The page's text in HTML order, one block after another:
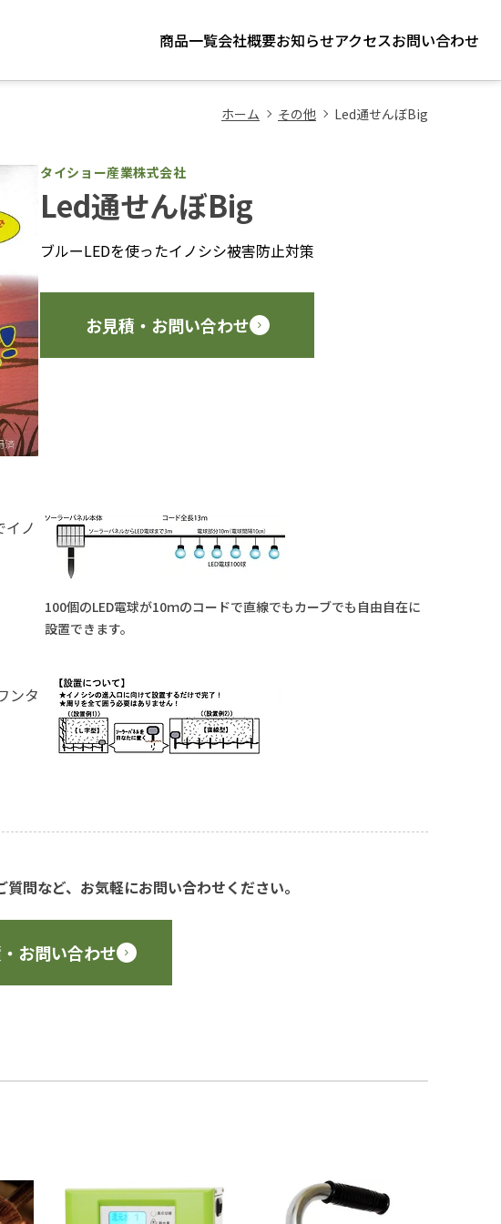
商品一覧会社概要お知らせアクセスお問い合わせ
ホーム その他 Led通せんぼBig
タイショー産業株式会社
Led通せんぼBig
ブルーLEDを使ったイノシシ被害防止対策
お見積・お問い合わせ
ノ
ンタ
100個のLED電球が10ｍのコードで直線でもカーブでも自由自在に
設置できます。
問など、お気軽にお問い合わせください。
お問い合わせ